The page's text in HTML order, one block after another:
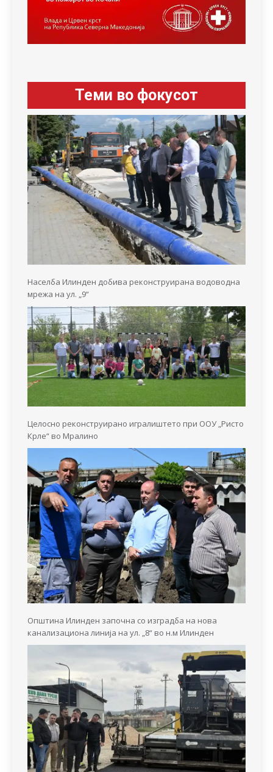
Теми во фокусот
Населба Илинден добива реконструирана водоводна
мрежа на ул. „9“
Целосно реконструирано игралиштето при ООУ „Ристо
Крле“ во Мралино
Општина Илинден започна со изградба на нова
канализациона линија на ул. „8“ во н.м Илинден